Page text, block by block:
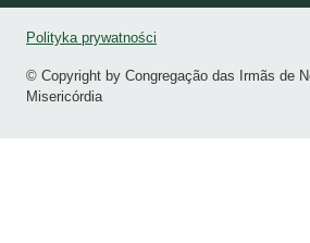
Polityka prywatności
© Copyright by Congregação das Irmãs de
Misericórdia